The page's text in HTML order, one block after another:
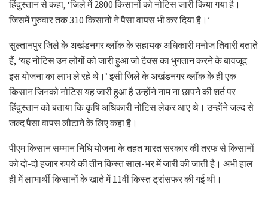
हिंदुस्तान से कहा, ‘जिले में 2800 किसानों को नोटिस जारी किया गया है।
जिसमें गुरुवार तक 310 किसानों ने पैसा वापस भी कर दिया है।’
सुल्तानपुर जिले के अखंडनगर ब्लाॅक के सहायक अधिकारी मनोज तिवारी बताते
हैं, ‘यह नोटिस उन लोगों को जारी हुआ जो टैक्स का भुगतान करने के बावजूद
इस योजना का लाभ ले रहे थे।’ इसी जिले के अखंडनगर ब्लाॅक के ही एक
किसान जिनको नोटिस यह जारी हुआ है उन्होंने नाम ना छापने की शर्त पर
हिंदुस्तान को बताया कि कृषि अधिकारी नोटिस लेकर आए थे। उन्होंने जल्द से
जल्द पैसा वापस लौटाने के लिए कहा है।
पीएम किसान सम्मान निधि योजना के तहत भारत सरकार की तरफ से किसानों
को दो-दो हजार रुपये की तीन किस्त साल-भर में जारी की जाती है। अभी हाल
ही में लाभार्थी किसानों के खाते में 11वीं किस्त ट्रांसफर की गई थी।